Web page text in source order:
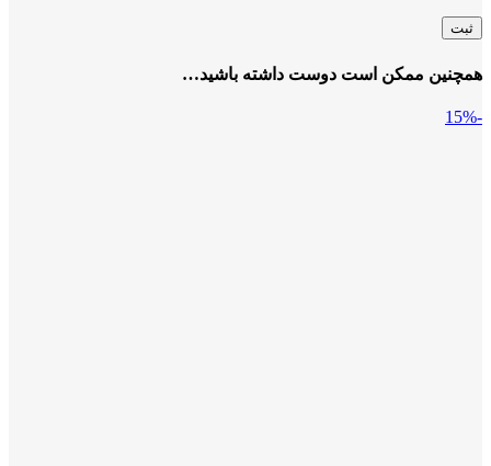
همچنین ممکن است دوست داشته باشید…
-15%